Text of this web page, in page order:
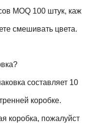
MOQ 100 штук, каж
смешивать цвета.
составляет 10
коробке.
коробка, пожалуйст